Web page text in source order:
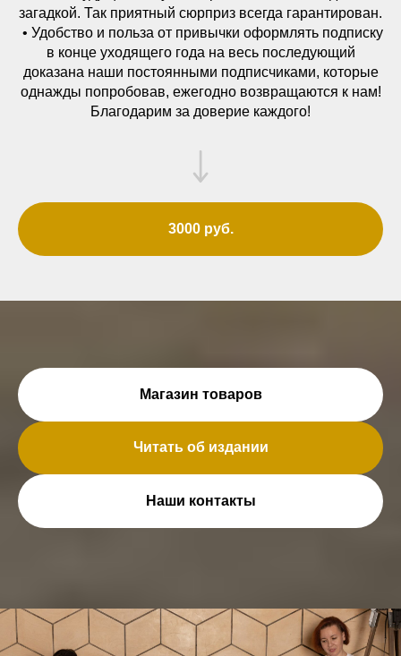
загадкой. Так приятный сюрприз всегда гарантирован.
• Удобство и польза от привычки оформлять подписку
в конце уходящего года на весь последующий
доказана наши постоянными подписчиками, которые
однажды попробовав, ежегодно возвращаются к нам!
Благодарим за доверие каждого!
3000 руб.
Магазин товаров
Читать об издании
Наши контакты